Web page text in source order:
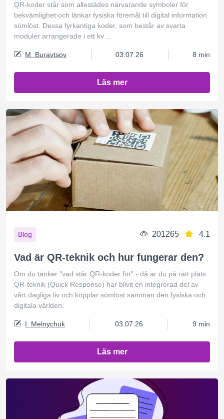
QR-koder står som allestädes närvarande symboler för
bekvämlighet och länkar fysiska föremål till digital information
sömlöst. Dessa fyrkantiga koder, som består av svarta
moduler arrangerade i ett kv ...
M. Buravtsov 03.07.26 8 min
Läs mer
Blog 201265 4.1
Vad är QR-teknik och hur fungerar den?
Om du tänker "vad står QR-koder för" - då är du på rätt plats.
QR-teknik (Quick Response) har blivit en integrerad del av
vårt dagliga liv och kopplar sömlöst samman den fysiska och
digitala världen.
I. Melnychuk 03.07.26 9 min
Läs mer